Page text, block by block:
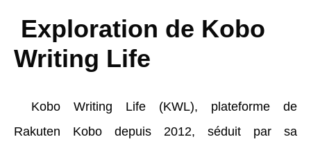
Exploration de Kobo
Writing Life
Kobo Writing Life (KWL), plateforme de
Rakuten Kobo depuis 2012, séduit par sa